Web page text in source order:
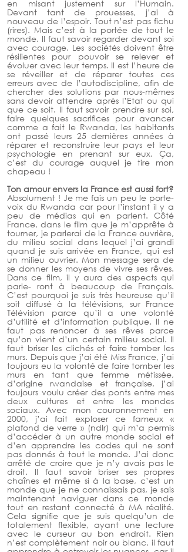
en misant justement sur l’Humain.
Devant tant de prouesses, j’ai à
nouveau de l’espoir. Tout n’est pas fichu
(rires). Mais c’est à la portée de tout le
monde. Il faut savoir regarder devant soi
avec courage. Les sociétés doivent être
résilientes pour pouvoir se relever et
évoluer avec leur temps. Il est l’heure de
se réveiller et de réparer toutes ces
erreurs avec de l’autodiscipline, afin de
chercher des solutions par nous-mêmes
sans devoir attendre après l’Etat ou qui
que ce soit. Il faut savoir prendre sur soi,
faire quelques sacrifices pour avancer
comme a fait le Rwanda, les habitants
ont passé leurs 25 dernières années à
réparer et reconstruire leur pays et leur
psychologie en prenant sur eux. Ça,
c’est du courage auquel je tire mon
chapeau !
Absolument ! Je me fais un peu le porte-
voix du Rwanda car pour l’instant il y a
peu de médias qui en parlent. Côté
France, dans le film que je m’apprête à
tourner, je parlerai de la France ouvrière,
du milieu social dans lequel j’ai grandi
quand je suis arrivée en France, qui est
un milieu ouvrier. Mon message sera de
se donner les moyens de vivre ses rêves.
Dans ce film, il y aura des aspects qui
parle- ront à beaucoup de Français.
C’est pourquoi je suis très heureuse qu’il
soit diffusé à la télévisions, sur France
Télévision parce qu’il a une volonté
d’utilité et d’information publique. Il ne
faut pas renoncer à ses rêves parce
qu’on vient d’un certain milieu social. Il
faut briser les clichés et faire tomber les
murs. Depuis que j’ai été Miss France, j’ai
toujours eu la volonté de faire tomber les
murs en tant que femme métissée,
d’origine rwandaise et française, j’ai
toujours voulu créer des ponts entre mes
deux cultures et entre les mondes
sociaux. Avec mon couronnement en
2000, j’ai fait exploser ce fameux «
plafond de verre » (ndlr) qui m’a permis
d’accéder à un autre monde social et
d’en apprendre les codes qui ne sont
pas donnés à tout le monde. J’ai donc
arrêté de croire que je n’y avais pas le
droit. Il faut savoir briser ses propres
chaînes et même si à la base, c’est un
monde que je ne connaissais pas, je sais
maintenant naviguer dans ce monde
tout en restant connecté à MA réalité.
Cela signifie que je suis quelqu’un de
totalement flexible, ayant une lecture
avec le curseur au bon endroit. Rien
n’est complètement noir ou blanc, il faut